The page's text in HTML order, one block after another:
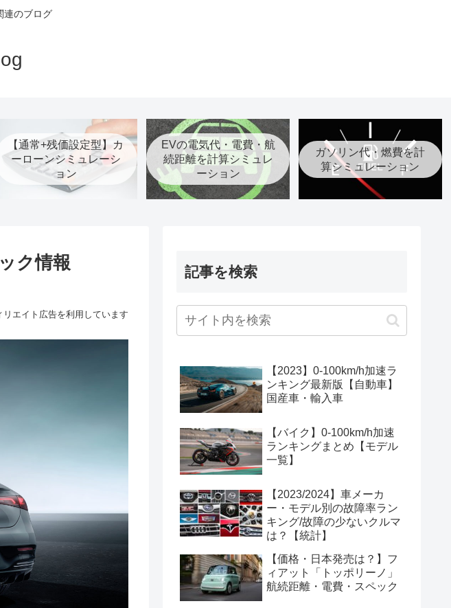
連のブログ
【通常+残価設定型】カ
ーローンシミュレーシ
ョン
EVの電気代・電費・航
続距離を計算シミュレ
ーション
ガソリン代・燃費を計
算シミュレーション
ク情報
リエイト広告を利用しています
記事を検索
【2023】0-100km/h加速ラ
ンキング最新版【自動車】
国産車・輸入車
【バイク】0-100km/h加速
ランキングまとめ【モデル
一覧】
【2023/2024】車メーカ
ー・モデル別の故障率ラン
キング/故障の少ないクルマ
は？【統計】
【価格・日本発売は？】フ
ィアット「トッポリーノ」
航続距離・電費・スペック